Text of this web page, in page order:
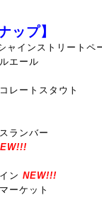
ップ】
インストリートペ
エール
レートスタウト
ランバー
ン NEW!!!
ーケット